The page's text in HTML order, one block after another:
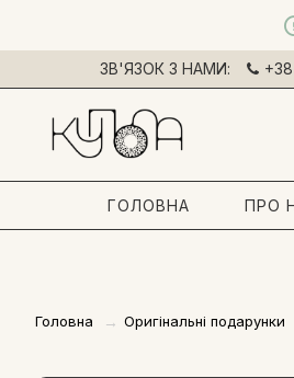
ЗВ'ЯЗОК З НАМИ:
ГОЛОВНА ПРО
Головна Оригінальні подарунки